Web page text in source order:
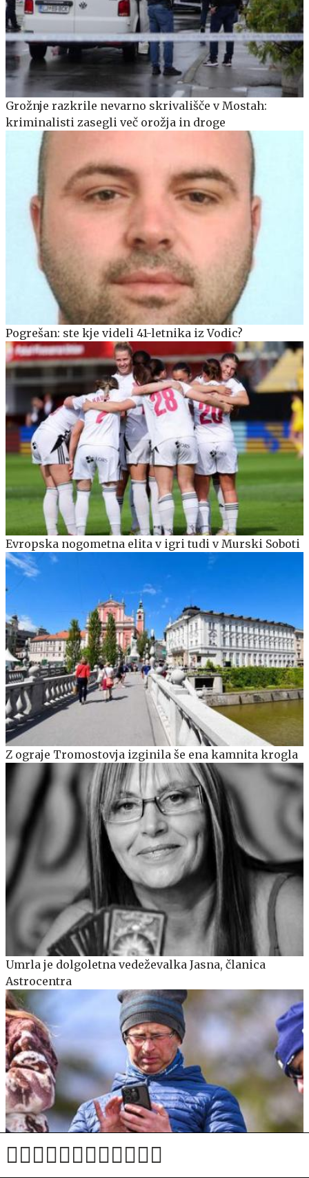
Grožnje razkrile nevarno skrivališče v Mostah:
kriminalisti zasegli več orožja in droge
Pogrešan: ste kje videli 41-letnika iz Vodic?
Evropska nogometna elita v igri tudi v Murski Soboti
Z ograje Tromostovja izginila še ena kamnita krogla
Umrla je dolgoletna vedeževalka Jasna, članica
Astrocentra